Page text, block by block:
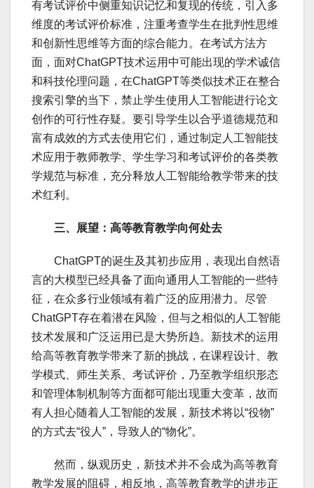
有考试评价中侧重知识记忆和复现的传统，引入多
维度的考试评价标准，注重考查学生在批判性思维
和创新性思维等方面的综合能力。在考试方法方
面，面对ChatGPT技术运用中可能出现的学术诚信
和科技伦理问题，在ChatGPT等类似技术正在整合
搜索引擎的当下，禁止学生使用人工智能进行论文
创作的可行性存疑。要引导学生以合乎道德规范和
富有成效的方式去使用它们，通过制定人工智能技
术应用于教师教学、学生学习和考试评价的各类教
学规范与标准，充分释放人工智能给教学带来的技
术红利。
三、展望：高等教育教学向何处去
ChatGPT的诞生及其初步应用，表现出自然语
言的大模型已经具备了面向通用人工智能的一些特
征，在众多行业领域有着广泛的应用潜力。尽管
ChatGPT存在着潜在风险，但与之相似的人工智能
技术发展和广泛运用已是大势所趋。新技术的运用
给高等教育教学带来了新的挑战，在课程设计、教
学模式、师生关系、考试评价，乃至教学组织形态
和管理体制机制等方面都可能出现重大变革，故而
有人担心随着人工智能的发展，新技术将以“役物”
的方式去“役人”，导致人的“物化”。
然而，纵观历史，新技术并不会成为高等教育
教学发展的阻碍，相反地，高等教育教学的进步正